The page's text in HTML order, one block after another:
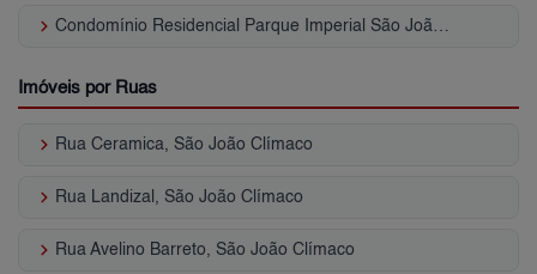
keyboard_arrow_right
Imóveis por Ruas
keyboard_arrow_right Rua Ceramica, São João Clímaco
keyboard_arrow_right Rua Landizal, São João Clímaco
keyboard_arrow_right Rua Avelino Barreto, São João Clímaco